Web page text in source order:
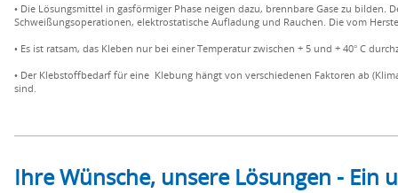
• Die Lösungsmittel in gasförmiger Phase neigen dazu, brennbare Gase zu
Schweißungsoperationen, elektrostatische Aufladung und Rauchen. Die vom
• Es ist ratsam, das Kleben nur bei einer Temperatur zwischen + 5 und + 40° C
• Der Klebstoffbedarf für eine Klebung hängt von verschiedenen Faktoren ab
sind.
Ihre Wünsche, unsere Lösungen -